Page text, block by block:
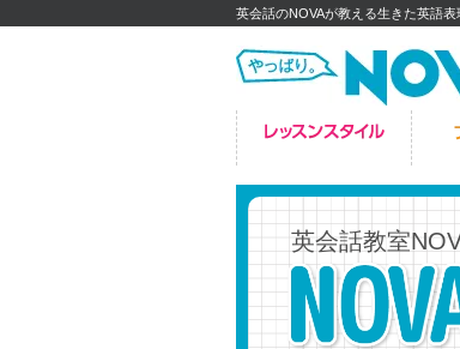
英会話のNOVAが教える生きた英語表
英会話教室